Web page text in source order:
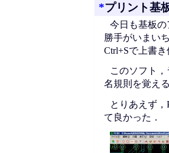
*プリント基
今日も基板
勝手がいまい
Ctrl+Sで上書き
このソフト
名規則を覚え
とりあえず
て良かった．